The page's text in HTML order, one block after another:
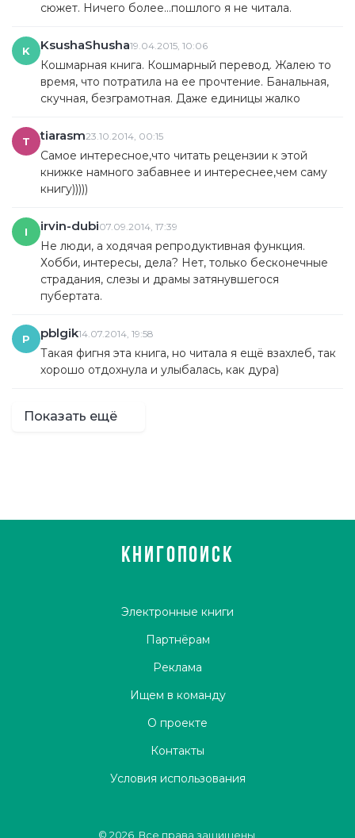
сюжет. Ничего более...пошлого я не читала.
K KsushaShusha19.04.2015, 10:06
Кошмарная книга. Кошмарный перевод. Жалею то
время, что потратила на ее прочтение. Банальная,
скучная, безграмотная. Даже единицы жалко
T tiarasm23.10.2014, 00:15
Самое интересное,что читать рецензии к этой
книжке намного забавнее и интереснее,чем саму
книгу)))))
I irvin-dubi07.09.2014, 17:39
Не люди, а ходячая репродуктивная функция.
Хобби, интересы, дела? Нет, только бесконечные
страдания, слезы и драмы затянувшегося
пубертата.
P pblgik14.07.2014, 19:58
Такая фигня эта книга, но читала я ещё взахлеб, так
хорошо отдохнула и улыбалась, как дура)
Показать ещё
КНИГОПОИСК
Электронные книги
Партнёрам
Реклама
Ищем в команду
О проекте
Контакты
Условия использования
© 2026. Все права защищены.